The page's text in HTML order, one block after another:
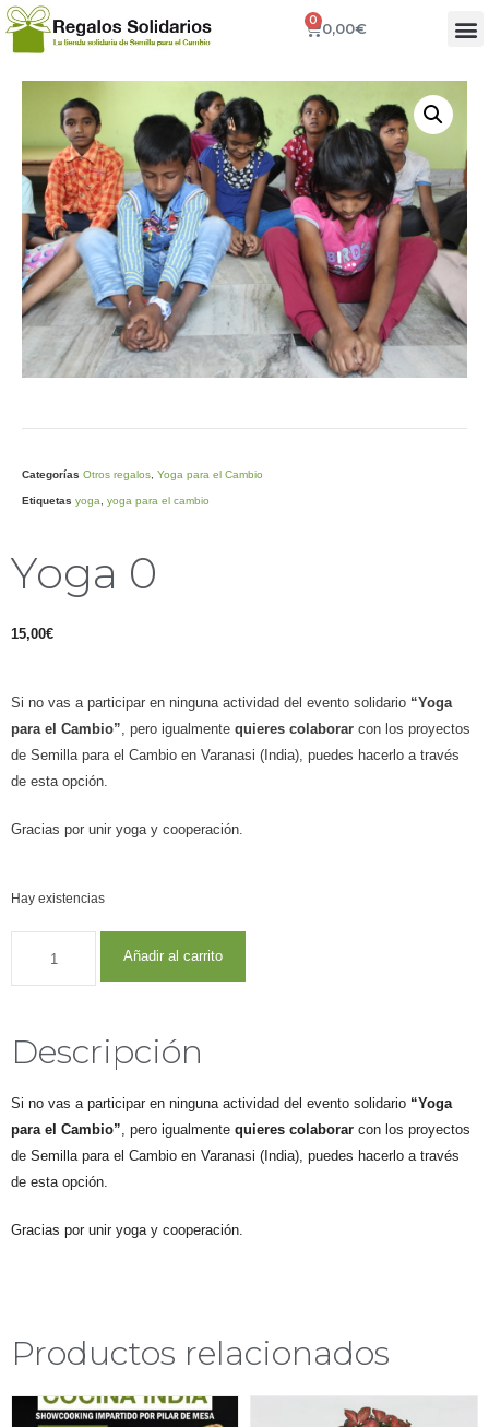
0,00€
0
Categorías Otros regalos Yoga para el Cambio
Etiquetas yoga yoga para el cambio
Yoga 0
15,00€
Si no vas a participar en ninguna actividad del evento solidario “Yoga
para el Cambio”, pero igualmente quieres colaborar con los proyectos
de Semilla para el Cambio en Varanasi (India), puedes hacerlo a través
de esta opción.
Gracias por unir yoga y cooperación.
Hay existencias
Añadir al carrito
Descripción
Si no vas a participar en ninguna actividad del evento solidario “Yoga
para el Cambio”, pero igualmente quieres colaborar con los proyectos
de Semilla para el Cambio en Varanasi (India), puedes hacerlo a través
de esta opción.
Gracias por unir yoga y cooperación.
Productos relacionados